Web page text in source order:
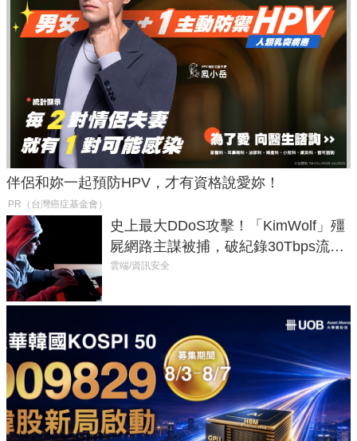
伴侶和妳一起預防HPV，才有資格說愛妳！
PR（台灣癌症基金會）
史上最大DDoS攻擊！「KimWolf」殭
屍網路主謀被捕，破紀錄30Tbps流量
癱瘓全球！
雲端/資訊安全